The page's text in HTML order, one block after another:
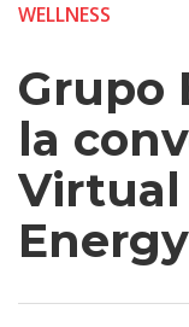
WELLNESS
Grupo
la
Virtual